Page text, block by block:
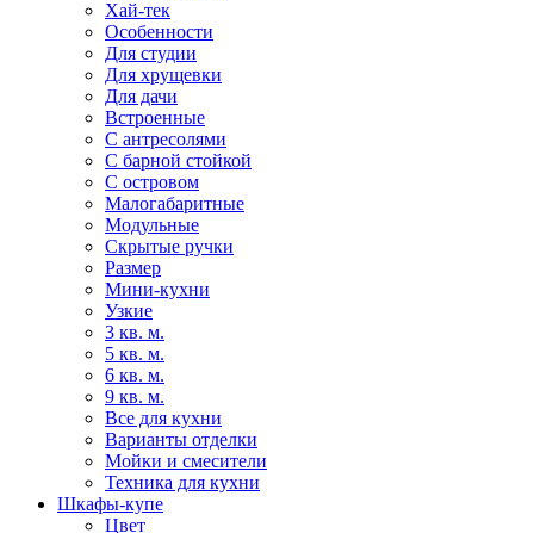
Хай-тек
Особенности
Для студии
Для хрущевки
Для дачи
Встроенные
С антресолями
С барной стойкой
С островом
Малогабаритные
Модульные
Скрытые ручки
Размер
Мини-кухни
Узкие
3 кв. м.
5 кв. м.
6 кв. м.
9 кв. м.
Все для кухни
Варианты отделки
Мойки и смесители
Техника для кухни
Шкафы-купе
Цвет